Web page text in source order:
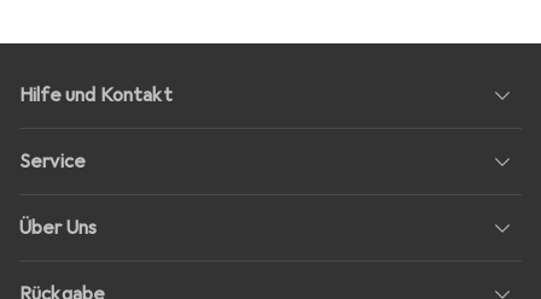
Hilfe und Kontakt
Service
Über Uns
Rückgabe